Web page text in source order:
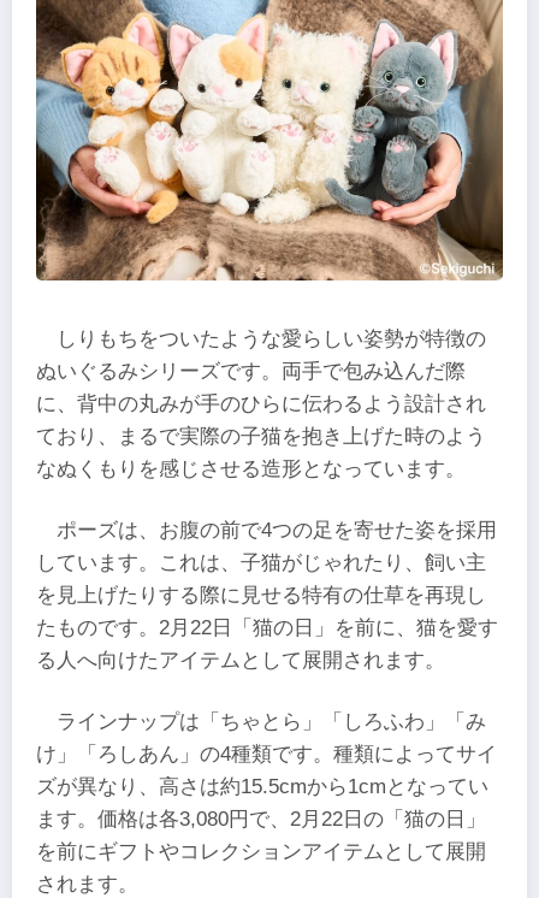
しりもちをついたような愛らしい姿勢が特徴の
ぬいぐるみシリーズです。両手で包み込んだ際
に、背中の丸みが手のひらに伝わるよう設計され
ており、まるで実際の子猫を抱き上げた時のよう
なぬくもりを感じさせる造形となっています。
ポーズは、お腹の前で4つの足を寄せた姿を採用
しています。これは、子猫がじゃれたり、飼い主
を見上げたりする際に見せる特有の仕草を再現し
たものです。2月22日「猫の日」を前に、猫を愛す
る人へ向けたアイテムとして展開されます。
ラインナップは「ちゃとら」「しろふわ」「み
け」「ろしあん」の4種類です。種類によってサイ
ズが異なり、高さは約15.5cmから1cmとなってい
ます。価格は各3,080円で、2月22日の「猫の日」
を前にギフトやコレクションアイテムとして展開
されます。